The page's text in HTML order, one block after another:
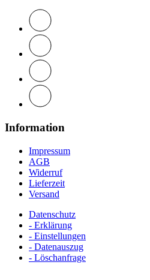
Information
Impressum
AGB
Widerruf
Lieferzeit
Versand
Datenschutz
- Erklärung
- Einstellungen
- Datenauszug
- Löschanfrage